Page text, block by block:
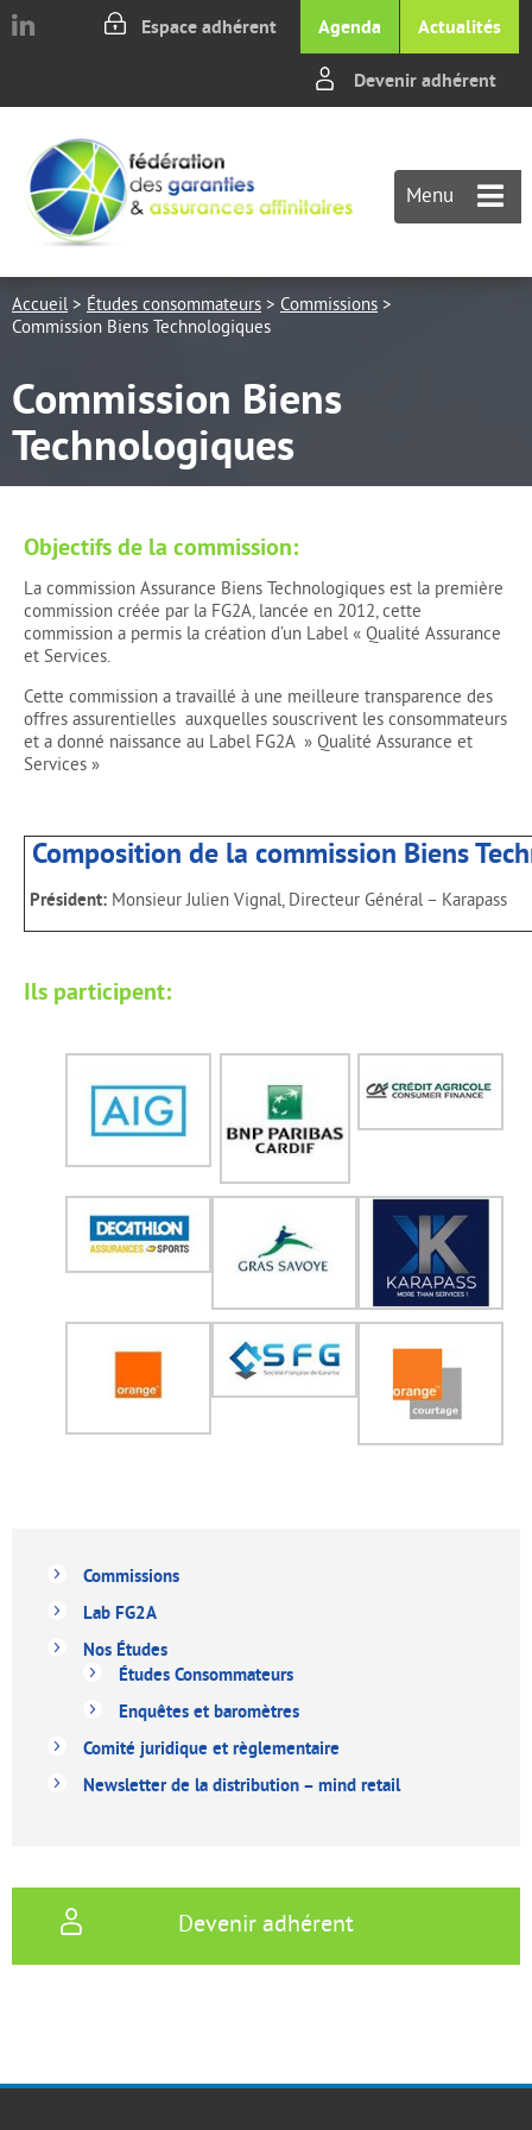
Aller au texte
Aller au menu
Actualités
Agenda
Espace adhérent
Devenir adhérent
Menu
contenu
Accueil> Études consommateurs > Commissions >
Commission Biens Technologiques
Commission Biens
Technologiques
Objectifs de la commission:
La commission Assurance Biens Technologiques est la première
commission créée par la FG2A, lancée en 2012, cette
commission a permis la création d’un Label « Qualité Assurance
et Services.
Cette commission a travaillé à une meilleure transparence des
offres assurentielles auxquelles souscrivent les consommateurs
et a donné naissance au Label FG2A » Qualité Assurance et
Services »
Composition de la commission Biens
Président: Monsieur Julien Vignal, Directeur Général – Karapass
Ils participent:
Commissions
Lab FG2A
Nos Études
Études Consommateurs
Enquêtes et baromètres
Comité juridique et règlementaire
Newsletter de la distribution – mind retail
Devenir adhérent